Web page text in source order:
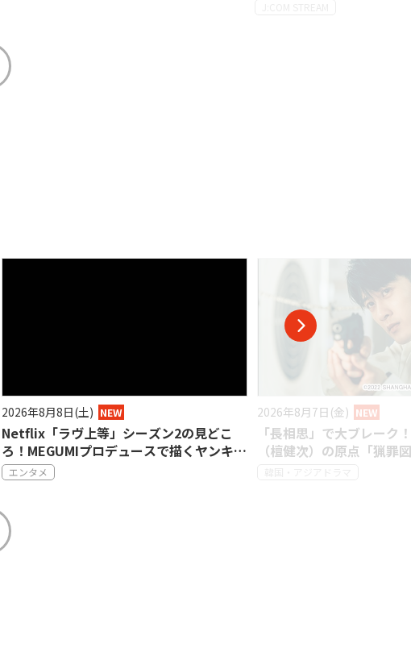
2026年8月8日(土) NEW
Netflix「ラヴ上等」シーズン2の見どこ
ろ！MEGUMIプロデュースで描くヤンキー
たちの恋リアとヒューマンドラマ【メンバ
ープロフィール付き】
エンタメ
2026年8月7日(金) NEW
「長相思」で大ブレーク
（檀健次）の原点「猟罪